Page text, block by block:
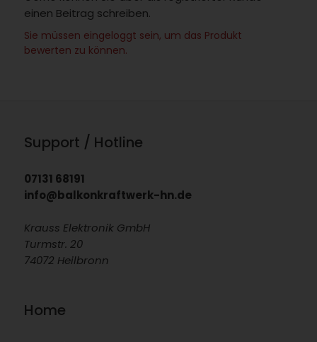
einen Beitrag schreiben.
Sie müssen eingeloggt sein, um das Produkt
bewerten zu können.
Support / Hotline
07131 68191
info@balkonkraftwerk-hn.de
Krauss Elektronik GmbH
Turmstr. 20
74072 Heilbronn
Home